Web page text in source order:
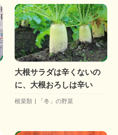
大根サラダは辛くないの
に、大根おろしは辛い
根菜類 「冬」の野菜